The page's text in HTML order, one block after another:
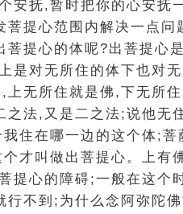
安抚,暂时把你的心安抚
提心范围内解决一点问
提心的体呢?出菩提心
是对无所住的体下也对
无所住就是佛,下无所
之法,又是二之法;说他无
住在哪一边的这个体;菩
才叫做出菩提心。上有
提心的障碍;一般在这个
不到;为什么念阿弥陀